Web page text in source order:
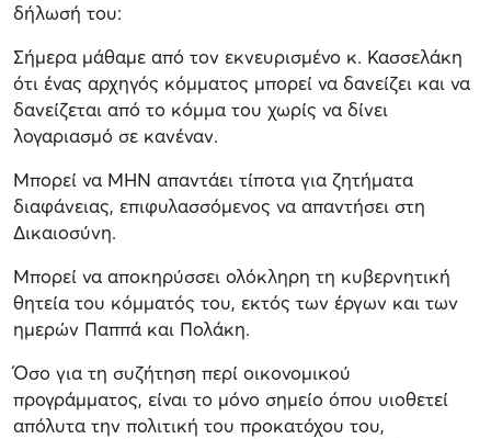
δήλωσή του:
Σήμερα μάθαμε από τον εκνευρισμένο κ. Κασσελάκη
ότι ένας αρχηγός κόμματος μπορεί να δανείζει και να
δανείζεται από το κόμμα του χωρίς να δίνει
λογαριασμό σε κανέναν.
Μπορεί να ΜΗΝ απαντάει τίποτα για ζητήματα
διαφάνειας, επιφυλασσόμενος να απαντήσει στη
Δικαιοσύνη.
Μπορεί να αποκηρύσσει ολόκληρη τη κυβερνητική
θητεία του κόμματός του, εκτός των έργων και των
ημερών Παππά και Πολάκη.
Όσο για τη συζήτηση περί οικονομικού
προγράμματος, είναι το μόνο σημείο όπου υιοθετεί
απόλυτα την πολιτική του προκατόχου του,